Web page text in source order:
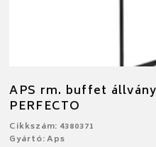
APS rm. buffet
PERFECTO
Cikkszám: 4380371
Gyártó: Aps